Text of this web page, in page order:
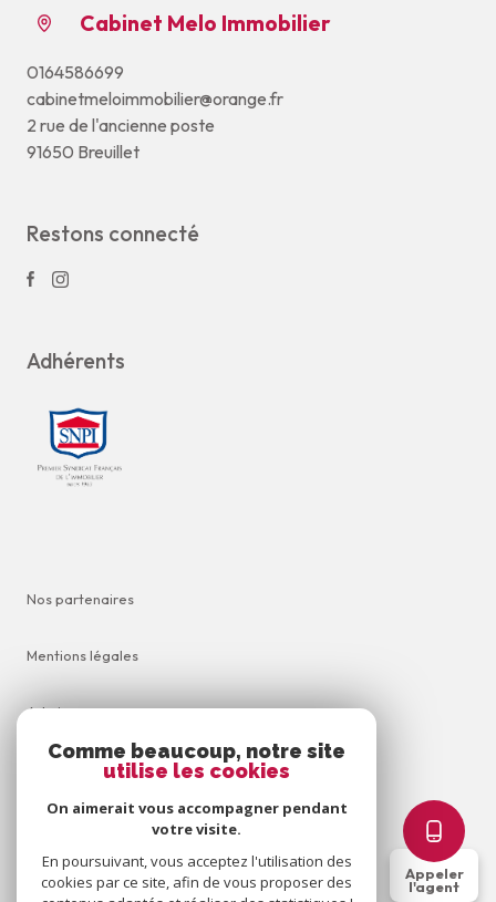
Appeler
l'agent
Cabinet Melo Immobilier
0164586699
cabinetmeloimmobilier@orange.fr
2 rue de l'ancienne poste
91650 Breuillet
Restons connecté
Adhérents
Nos partenaires
Mentions légales
Admin
Nos honoraires
Cookies
Comme beaucoup, notre site
utilise les cookies
On aimerait vous accompagner pendant
votre visite.
En poursuivant, vous acceptez l'utilisation des
cookies par ce site, afin de vous proposer des